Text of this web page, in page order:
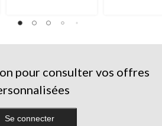
pour consulter vos offres
Se connecter